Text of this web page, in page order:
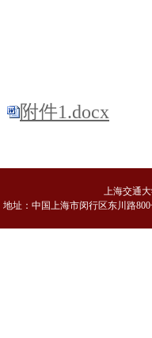
附件1.docx
上海交通
地址：中国上海市闵行区东川路